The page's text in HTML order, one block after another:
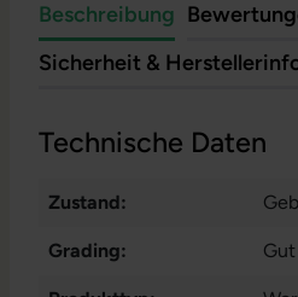
Beschreibung
Sicherheit &
Technische Daten
Zustand:
Grading: Gut